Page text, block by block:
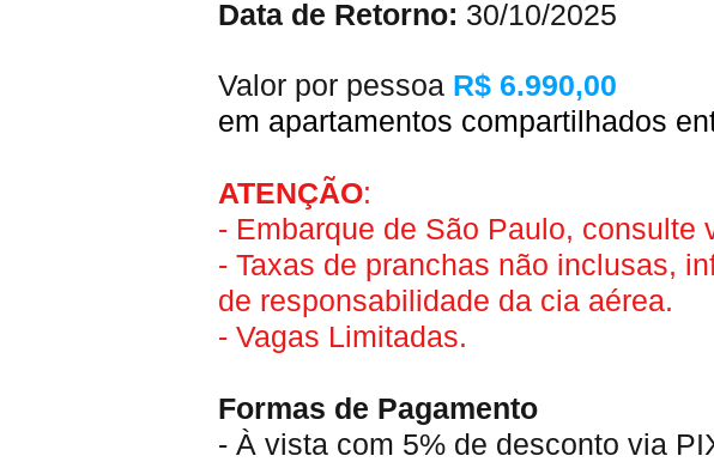
Data de Retorno: 30/10/2025
Valor por pessoa R$ 6.990,00
em apartamentos compartilhados
ATENÇÃO:
- Embarque de São Paulo,
- Taxas de pranchas não inclusas,
de responsabilidade da cia aérea.
- Vagas Limitadas.
Formas de Pagamento
- À vista com 5% de desconto via